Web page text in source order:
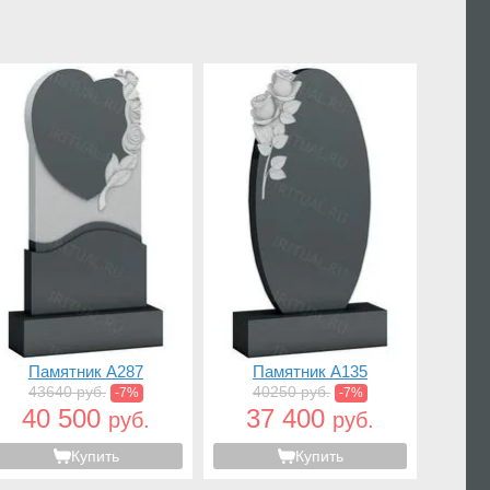
Памятник A287
43640 руб. -7%
40 500 руб.
Купить
Памятник A135
40250 руб. -7%
37 400 руб.
Купить